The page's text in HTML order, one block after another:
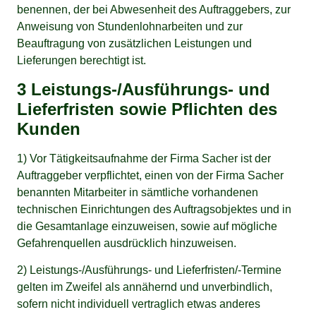
benennen, der bei Abwesenheit des Auftraggebers, zur
Anweisung von Stundenlohnarbeiten und zur
Beauftragung von zusätzlichen Leistungen und
Lieferungen berechtigt ist.
3 Leistungs-/Ausführungs- und
Lieferfristen sowie Pflichten des
Kunden
1) Vor Tätigkeitsaufnahme der Firma Sacher ist der
Auftraggeber verpflichtet, einen von der Firma Sacher
benannten Mitarbeiter in sämtliche vorhandenen
technischen Einrichtungen des Auftragsobjektes und in
die Gesamtanlage einzuweisen, sowie auf mögliche
Gefahrenquellen ausdrücklich hinzuweisen.
2) Leistungs-/Ausführungs- und Lieferfristen/-Termine
gelten im Zweifel als annähernd und unverbindlich,
sofern nicht individuell vertraglich etwas anderes